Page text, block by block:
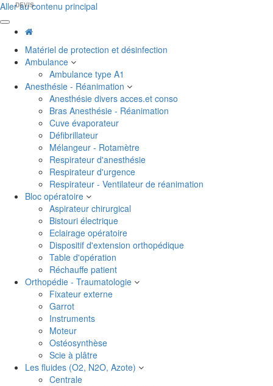
Aller au contenu principal
Matériel de protection et désinfection
Ambulance
Ambulance type A1
Anesthésie - Réanimation
Anesthésie divers acces.et conso
Bras Anesthésie - Réanimation
Cuve évaporateur
Défibrillateur
Mélangeur - Rotamètre
Respirateur d'anesthésie
Respirateur d'urgence
Respirateur - Ventilateur de réanimation
Bloc opératoire
Aspirateur chirurgical
Bistouri électrique
Eclairage opératoire
Dispositif d'extension orthopédique
Table d'opération
Réchauffe patient
Orthopédie - Traumatologie
Fixateur externe
Garrot
Instruments
Moteur
Ostéosynthèse
Scie à plâtre
Les fluides (O2, N2O, Azote)
Centrale
DEVIS